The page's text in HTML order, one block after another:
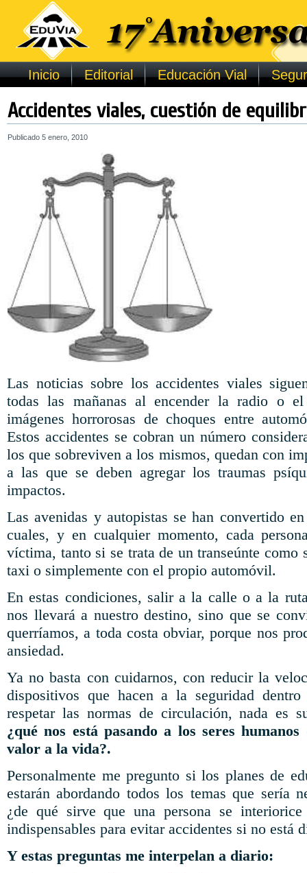
Inicio Editorial Educación Vial
Accidentes viales, cuestión de
Publicado 5 enero, 2010
Las noticias sobre los accidentes viales
todas las mañanas al encender la radio o
imágenes horrorosas de choques entre
Estos accidentes se cobran un número
los que sobreviven a los mismos, quedan con
a las que se deben agregar los traumas
impactos.
Las avenidas y autopistas se han convertido
cuales, y en cualquier momento, cada
víctima, tanto si se trata de un transeúnte como
taxi o simplemente con el propio automóvil.
En estas condiciones, salir a la calle o a la
nos llevará a nuestro destino, sino que se
querríamos, a toda costa obviar, porque nos
ansiedad.
Ya no basta con cuidarnos, con reducir la
dispositivos que hacen a la seguridad
respetar las normas de circulación, nada es
¿qué nos está pasando a los seres
valor a la vida?.
Personalmente me pregunto si los planes de
estarán abordando todos los temas que sería
¿de qué sirve que una persona se
indispensables para evitar accidentes si no está
Y estas preguntas me interpelan a diario: